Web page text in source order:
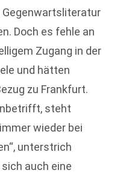
Gegenwartsliteratur
Doch es fehle an
Zugang in der
und hätten
zu Frankfurt.
steht
wieder bei
unterstrich
auch eine